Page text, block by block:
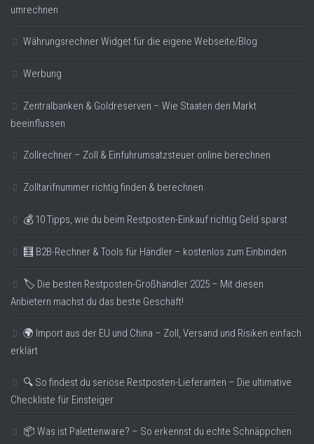
umrechnen
Währungsrechner Widget für die eigene Webseite/Blog
Werbung
Zentralbanken & Goldreserven – Wie Staaten den Markt
beeinflussen
Zollrechner – Zoll & Einfuhrumsatzsteuer online berechnen
Zolltarifnummer richtig finden & berechnen
💰 10 Tipps, wie du beim Restposten-Einkauf richtig Geld sparst
🧮 B2B-Rechner & Tools für Händler – kostenlos zum Einbinden
🏷️ Die besten Restposten-Großhändler 2025 – Mit diesen
Anbietern machst du das beste Geschäft!
🌍 Import aus der EU und China – Zoll, Versand und Risiken einfach
erklärt
🔍 So findest du seriöse Restposten-Lieferanten – Die ultimative
Checkliste für Einsteiger
📦 Was ist Palettenware? – So erkennst du echte Schnäppchen